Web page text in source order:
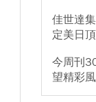
佳世達
定美日
今周刊
望精彩